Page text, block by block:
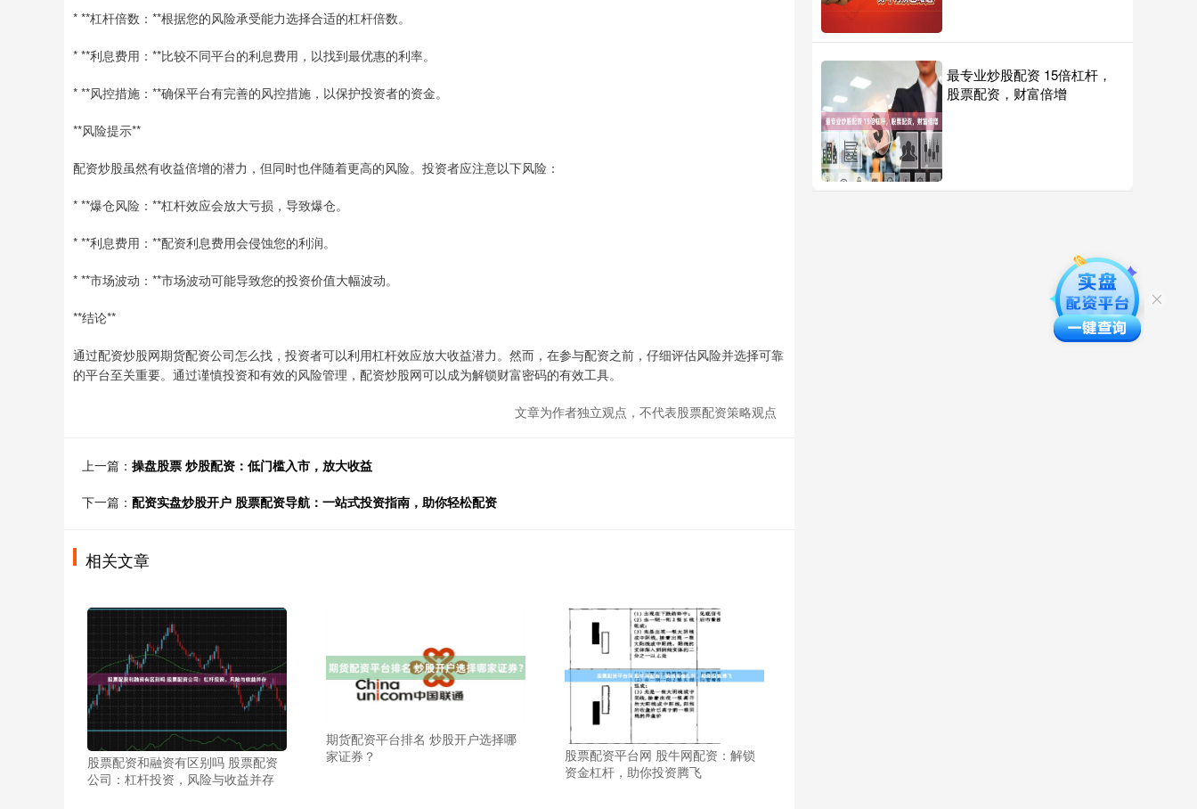
* **杠杆倍数：**根据您的风险承受能力选择合适的杠杆倍数。
* **利息费用：**比较不同平台的利息费用，以找到最优惠的利率。
* **风控措施：**确保平台有完善的风控措施，以保护投资者的资金。
**风险提示**
配资炒股虽然有收益倍增的潜力，但同时也伴随着更高的风险。投资者应注意以下风险：
* **爆仓风险：**杠杆效应会放大亏损，导致爆仓。
* **利息费用：**配资利息费用会侵蚀您的利润。
* **市场波动：**市场波动可能导致您的投资价值大幅波动。
**结论**
通过配资炒股网期货配资公司怎么找，投资者可以利用杠杆效应放大收益潜力。然而，在参与配资之前，仔细评估风险并选择可靠
的平台至关重要。通过谨慎投资和有效的风险管理，配资炒股网可以成为解锁财富密码的有效工具。
文章为作者独立观点，不代表股票配资策略观点
上一篇： 操盘股票 炒股配资：低门槛入市，放大收益
下一篇： 配资实盘炒股开户 股票配资导航：一站式投资指南，助你轻松配资
相关文章
股票配资和融资有区别吗 股票配资
公司：杠杆投资，风险与收益并存
期货配资平台排名 炒股开户选择哪
家证券？
股票配资平台网 股牛网配资：解锁
资金杠杆，助你投资腾飞
最专业炒股配资 15倍杠杆，
股票配资，财富倍增